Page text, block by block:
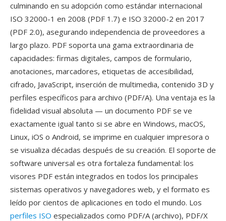
culminando en su adopción como estándar internacional
ISO 32000-1 en 2008 (PDF 1.7) e ISO 32000-2 en 2017
(PDF 2.0), asegurando independencia de proveedores a
largo plazo. PDF soporta una gama extraordinaria de
capacidades: firmas digitales, campos de formulario,
anotaciones, marcadores, etiquetas de accesibilidad,
cifrado, JavaScript, inserción de multimedia, contenido 3D y
perfiles específicos para archivo (PDF/A). Una ventaja es la
fidelidad visual absoluta — un documento PDF se ve
exactamente igual tanto si se abre en Windows, macOS,
Linux, iOS o Android, se imprime en cualquier impresora o
se visualiza décadas después de su creación. El soporte de
software universal es otra fortaleza fundamental: los
visores PDF están integrados en todos los principales
sistemas operativos y navegadores web, y el formato es
leído por cientos de aplicaciones en todo el mundo. Los
perfiles ISO especializados como PDF/A (archivo), PDF/X